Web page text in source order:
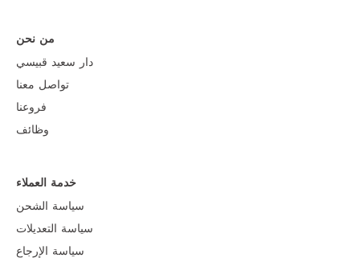
من نحن
دار سعيد قبيسي
تواصل معنا
فروعنا
وظائف
خدمة العملاء
سياسة الشحن
سياسة التعديلات
سياسة الإرجاع